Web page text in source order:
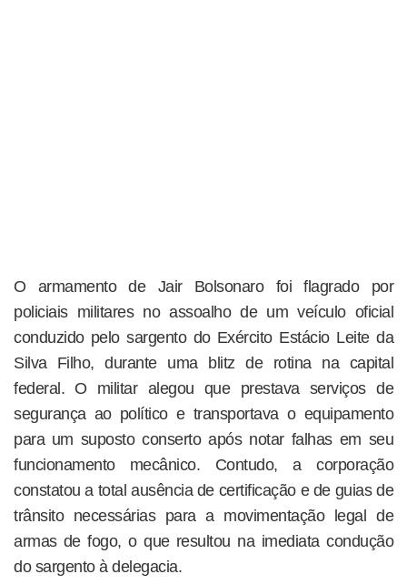
O armamento de Jair Bolsonaro foi flagrado por
policiais militares no assoalho de um veículo oficial
conduzido pelo sargento do Exército Estácio Leite da
Silva Filho, durante uma blitz de rotina na capital
federal. O militar alegou que prestava serviços de
segurança ao político e transportava o equipamento
para um suposto conserto após notar falhas em seu
funcionamento mecânico. Contudo, a corporação
constatou a total ausência de certificação e de guias de
trânsito necessárias para a movimentação legal de
armas de fogo, o que resultou na imediata condução
do sargento à delegacia.